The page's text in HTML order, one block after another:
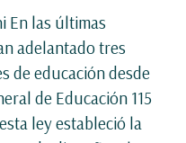
En las últimas
adelantado tres
de educación desde
de Educación 115
ley estableció la